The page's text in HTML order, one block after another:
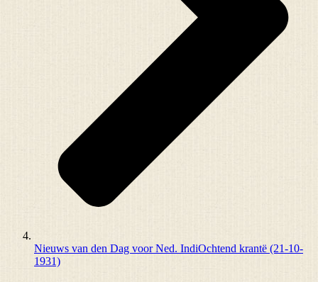
Nieuws van den Dag voor Ned. IndiOchtend krantë (21-10-
1931)